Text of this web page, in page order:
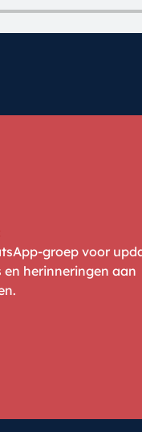
groep voor
en herinneringen aan